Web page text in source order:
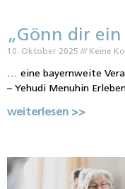
„Gönn dir
10. Oktober 2025 Keine
… eine bayernweite
– Yehudi Menuhin
weiterlesen >>